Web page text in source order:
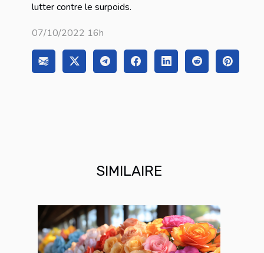
lutter contre le surpoids.
07/10/2022 16h
SIMILAIRE